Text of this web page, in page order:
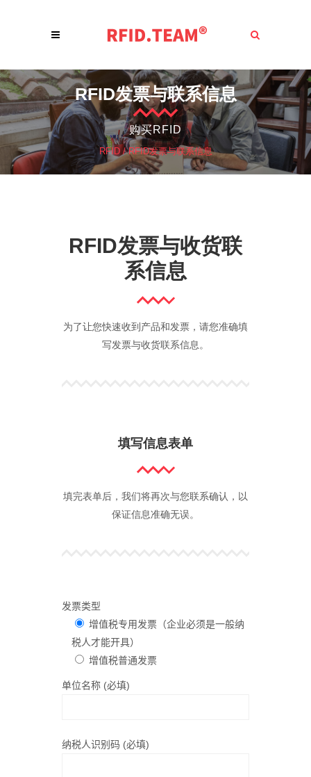
RFID发票与联系信息
购买RFID
RFID/RFID发票与联系信息
RFID发票与收货联
系信息
为了让您快速收到产品和发票，请您准确填
写发票与收货联系信息。
填写信息表单
填完表单后，我们将再次与您联系确认，以
保证信息准确无误。
发票类型
增值税专用发票（企业必须是一般纳
税人才能开具）
增值税普通发票
单位名称 (必填)
纳税人识别码 (必填)